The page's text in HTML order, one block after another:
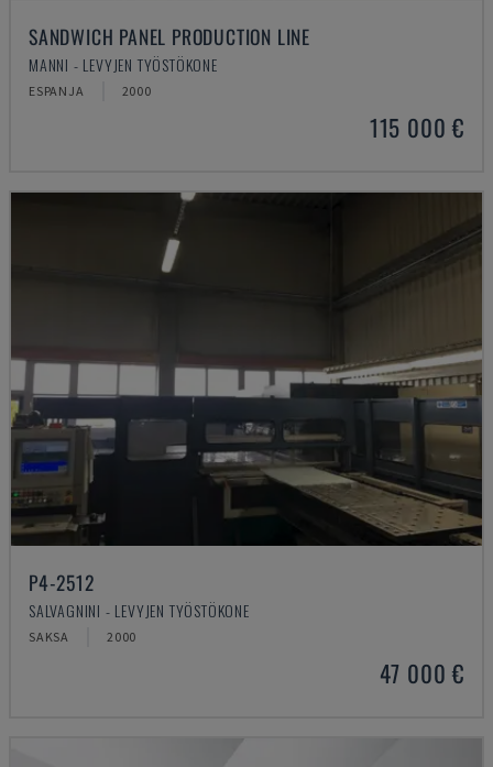
SANDWICH PANEL PRODUCTION LINE
MANNI - LEVYJEN TYÖSTÖKONE
ESPANJA 2000
115 000 €
P4-2512
SALVAGNINI - LEVYJEN TYÖSTÖKONE
SAKSA 2000
47 000 €